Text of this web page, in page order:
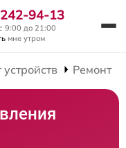
94-13
9:00 до 21:00
мне утром
устройств Ремонт